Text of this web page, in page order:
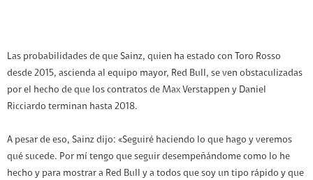
Las probabilidades de que Sainz, quien ha estado con Toro Rosso
desde 2015, ascienda al equipo mayor, Red Bull, se ven obstaculizadas
por el hecho de que los contratos de Max Verstappen y Daniel
Ricciardo terminan hasta 2018.
A pesar de eso, Sainz dijo: «Seguiré haciendo lo que hago y veremos
qué sucede. Por mí tengo que seguir desempeñándome como lo he
hecho y para mostrar a Red Bull y a todos que soy un tipo rápido y que